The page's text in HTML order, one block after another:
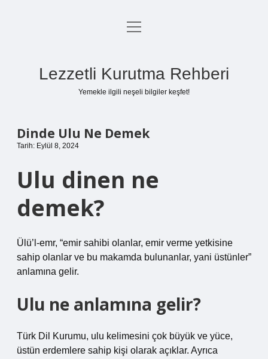
Anasayfa
menüyü
Lezzetli Kurutma Rehberi
Yemekle ilgili neşeli bilgiler keşfet!
Dinde Ulu Ne Demek
Tarih: Eylül 8, 2024
Ulu dinen ne
demek?
Ülü’l-emr, “emir sahibi olanlar, emir verme yetkisine
sahip olanlar ve bu makamda bulunanlar, yani üstünler”
anlamına gelir.
Ulu ne anlamına gelir?
Türk Dil Kurumu, ulu kelimesini çok büyük ve yüce,
üstün erdemlere sahip kişi olarak açıklar. Ayrıca